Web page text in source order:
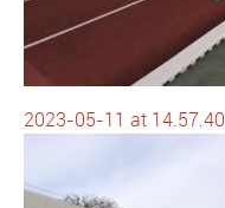
2023-05-11 at 14.57.40